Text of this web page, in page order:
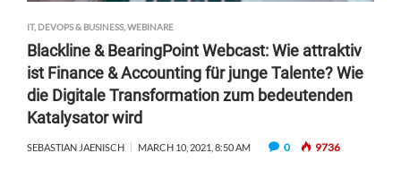
IT, DEVOPS & BUSINESS, WEBINARE
Blackline & BearingPoint Webcast: Wie attraktiv
ist Finance & Accounting für junge Talente? Wie
die Digitale Transformation zum bedeutenden
Katalysator wird
SEBASTIAN JAENISCH MARCH 10, 2021, 8:50 AM 0 9736